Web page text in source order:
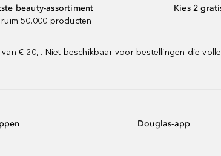
beauty-assortiment
50.000 producten
Kies 2
€ 20,-. Niet beschikbaar voor bestellingen die
Douglas-app